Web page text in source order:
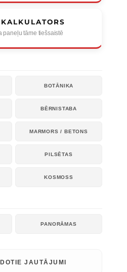
paneļu tāme tiešsaistē
BOTĀNIKA
BĒRNISTABA
MARMORS / BETONS
PILSĒTAS
KOSMOSS
PANORĀMAS
JAUTĀJUMI